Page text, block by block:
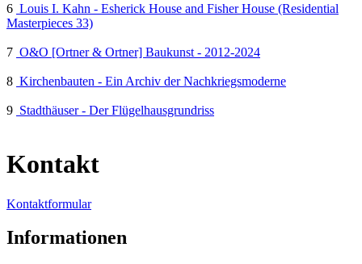
6 Louis I. Kahn - Esherick House and Fisher House (Residential
Masterpieces 33)
7 O&O [Ortner & Ortner] Baukunst - 2012-2024
8 Kirchenbauten - Ein Archiv der Nachkriegsmoderne
9 Stadthäuser - Der Flügelhausgrundriss
Kontakt
Kontaktformular
Informationen